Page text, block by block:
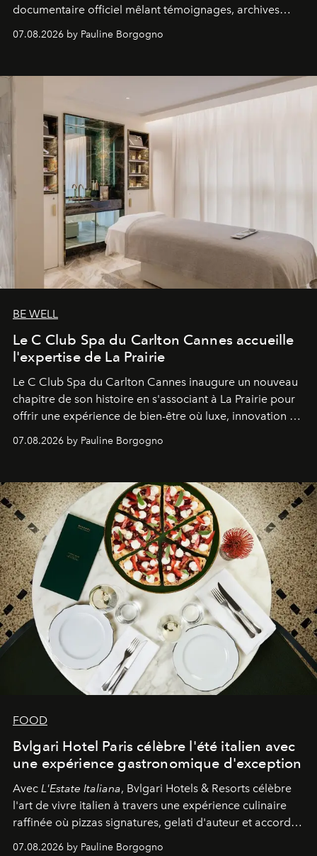
documentaire officiel mêlant témoignages, archives
générationnel.
07.08.2026 by Pauline Borgogno
BE WELL
Le C Club Spa du Carlton Cannes accueille
l'expertise de La Prairie
Le C Club Spa du Carlton Cannes inaugure un nouveau
chapitre de son histoire en s'associant à La Prairie pour
offrir une expérience de bien-être où luxe, innovation et
07.08.2026 by Pauline Borgogno
FOOD
Bvlgari Hotel Paris célèbre l'été italien avec
une expérience gastronomique d'exception
Avec L'Estate Italiana, Bvlgari Hotels & Resorts célèbre
l'art de vivre italien à travers une expérience culinaire
raffinée où pizzas signatures, gelati d'auteur et accords
07.08.2026 by Pauline Borgogno